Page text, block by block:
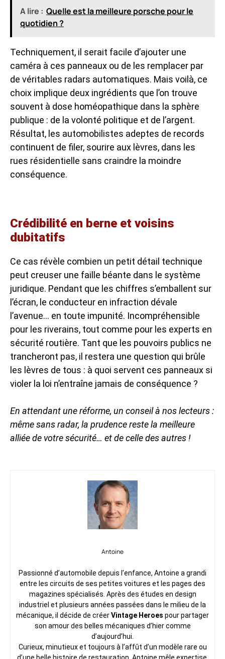
A lire : Quelle est la meilleure porsche pour le
quotidien ?
Techniquement, il serait facile d’ajouter une
caméra à ces panneaux ou de les remplacer par
de véritables radars automatiques. Mais voilà, ce
choix implique deux ingrédients que l’on trouve
souvent à dose homéopathique dans la sphère
publique : de la volonté politique et de l’argent.
Résultat, les automobilistes adeptes de records
continuent de filer, sourire aux lèvres, dans les
rues résidentielle sans craindre la moindre
conséquence.
Crédibilité en berne et voisins
dubitatifs
Ce cas révèle combien un petit détail technique
peut creuser une faille béante dans le système
juridique. Pendant que les chiffres s’emballent sur
l’écran, le conducteur en infraction dévale
l’avenue… en toute impunité. Incompréhensible
pour les riverains, tout comme pour les experts en
sécurité routière. Tant que les pouvoirs publics ne
trancheront pas, il restera une question qui brûle
les lèvres de tous : à quoi servent ces panneaux si
violer la loi n’entraîne jamais de conséquence ?
En attendant une réforme, un conseil à nos lecteurs :
même sans radar, la prudence reste la meilleure
alliée de votre sécurité… et de celle des autres !
Antoine
Passionné d’automobile depuis l’enfance, Antoine a grandi
entre les circuits de ses petites voitures et les pages des
magazines spécialisés. Après des études en design
industriel et plusieurs années passées dans le milieu de la
mécanique, il décide de créerVintage Heroes pour partager
son amour des belles mécaniques d’hier comme
d’aujourd’hui.
Curieux, minutieux et toujours à l’affût d’un modèle rare ou